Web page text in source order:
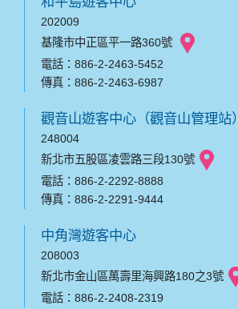
202009
基隆市中正區平一路360號
電話：886-2-2463-5452
傳真：886-2-2463-6987
觀音山遊客中心（觀音山管理站）
248004
新北市五股區凌雲路三段130號
電話：886-2-2292-8888
傳真：886-2-2291-9444
中角灣遊客中心
208003
新北市金山區萬壽里海興路180之3號
電話：886-2-2408-2319